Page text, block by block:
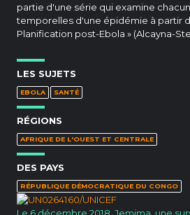
partie d'une série qui examine
temporelles d'une épidémie à partir
Planification post-Ebola » (Alcayna-
LES SUJETS
EBOLA SANTÉ
RÉGIONS
AFRIQUE DE L'OUEST ET CENTRALE
DES PAYS
RÉPUBLIQUE DÉMOCRATIQUE DU CONGO
Le 6 décembre 2018, Jemima, une